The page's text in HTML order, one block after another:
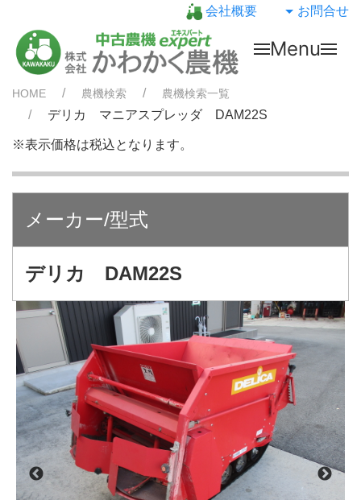
会社概要 お問合せ
Menu
HOME 農機検索 農機検索一覧
デリカ マニアスプレッダ DAM22S
※表示価格は税込となります。
メーカー/型式
デリカ DAM22S